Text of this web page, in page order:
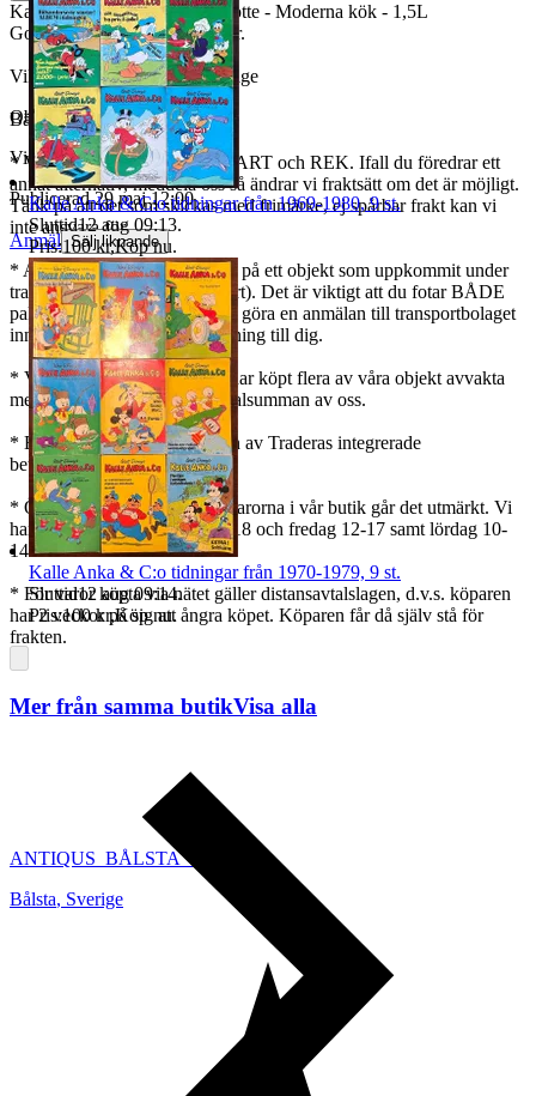
Kaffekanna - Sigvard Bernadotte - Moderna kök - 1,5L
Gott använt skick, enligt bilder.
Vikt ca 795 gram utan emballage
Bästa kund!
* Vi använder oss av SPÅRBART och REK. Ifall du föredrar ett
annat alternativ, meddela oss så ändrar vi fraktsätt om det är möjligt.
Tänk på att det som skickas med frimärke, ej spårbar frakt kan vi
inte ansvara för.
* Angående eventuella skador på ett objekt som uppkommit under
transport (gäller endast spårbart). Det är viktigt att du fotar BÅDE
paketet och objektet, så vi kan göra en anmälan till transportbolaget
innan vi kan göra en återbetalning till dig.
* Vi samfraktar gärna, om ni har köpt flera av våra objekt avvakta
med betalningen tills ni får totalsumman av oss.
* Betalning sker genom någon av Traderas integrerade
betallösningar.
* Önskar ni avhämta varan / varorna i vår butik går det utmärkt. Vi
har normalt öppet torsdag 12-18 och fredag 12-17 samt lördag 10-
14.
* För varor köpta via nätet gäller distansavtalslagen, d.v.s. köparen
har 2 veckor på sig att ångra köpet. Köparen får då själv stå för
frakten.
Objektnr 733 842 967
Visningar 126
Publicerad 29 maj 12:00
Anmäl Sälj liknande
ANTIQUS_BÅLSTA_AB
Bålsta, Sverige
Kalle Anka & C:o tidningar från 1969-1980, 9 st.
Sluttid12 aug 09:13.
Pris:100 kr,Köp nu.
Kalle Anka & C:o tidningar från 1970-1979, 9 st.
Sluttid12 aug 09:14.
Pris:100 kr,Köp nu.
Mer från samma butikVisa alla